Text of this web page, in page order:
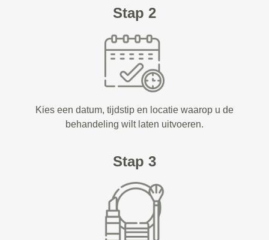
Stap 2
Kies een datum, tijdstip en locatie waarop u de
behandeling wilt laten uitvoeren.
Stap 3